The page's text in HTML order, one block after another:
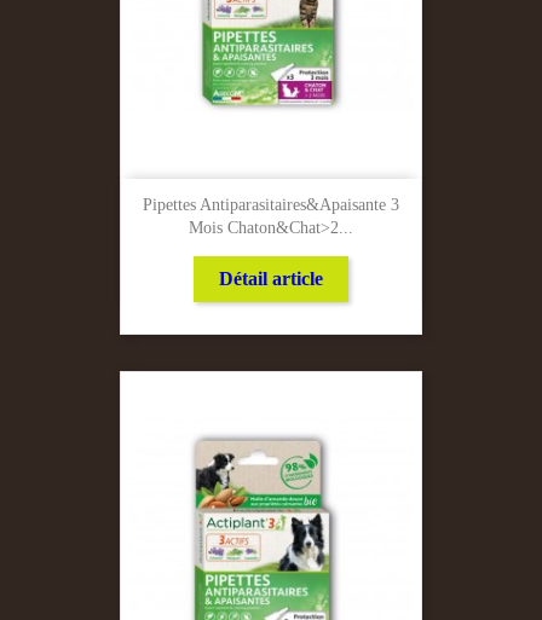
Pipettes Antiparasitaires&apaisante 3
Mois Chaton&chat>2...
Détail article